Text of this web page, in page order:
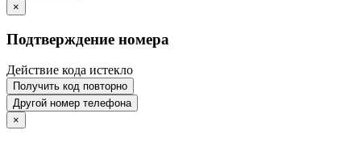
×
Подтверждение номера
Действие кода истекло
Получить код повторно
Другой номер телефона
×